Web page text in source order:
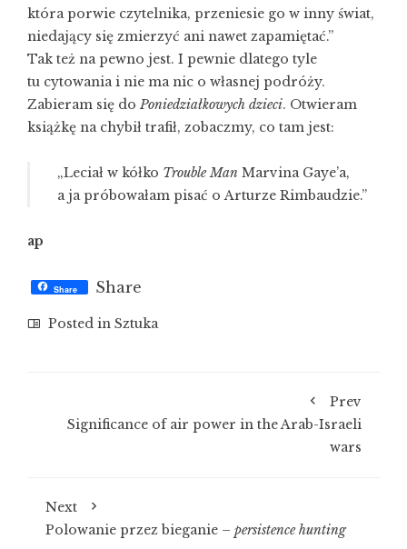
która porwie czytelnika, przeniesie go w inny świat,
niedający się zmierzyć ani nawet zapamiętać.”
Tak też na pewno jest. I pewnie dlatego tyle
tu cytowania i nie ma nic o własnej podróży.
Zabieram się do Poniedziałkowych dzieci. Otwieram
książkę na chybił trafił, zobaczmy, co tam jest:
„Leciał w kółko Trouble Man Marvina Gaye’a,
a ja próbowałam pisać o Arturze Rimbaudzie.”
ap
Share Share
Posted in Sztuka
Prev
Significance of air power in the Arab-Israeli
wars
Next
Polowanie przez bieganie – persistence hunting